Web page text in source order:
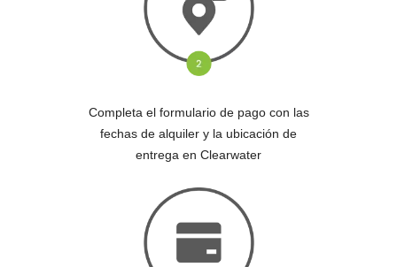
Completa el formulario de pago con las
fechas de alquiler y la ubicación de
entrega en Clearwater